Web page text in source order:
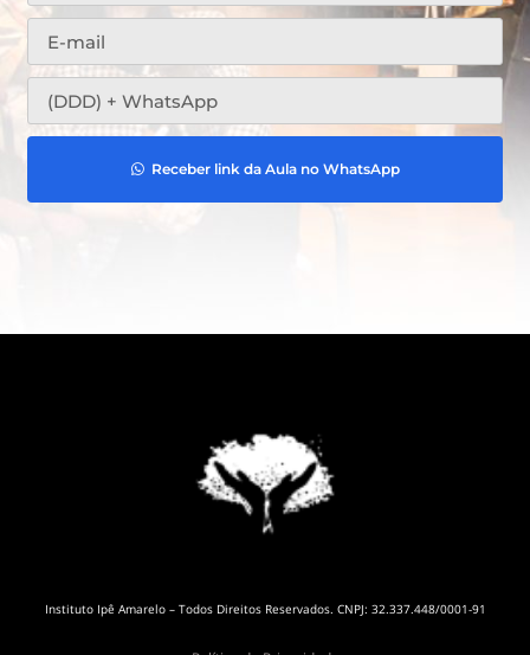
Receber link da Aula no WhatsApp
Instituto Ipê Amarelo – Todos Direitos Reservados. CNPJ: 32.337.448/0001-91